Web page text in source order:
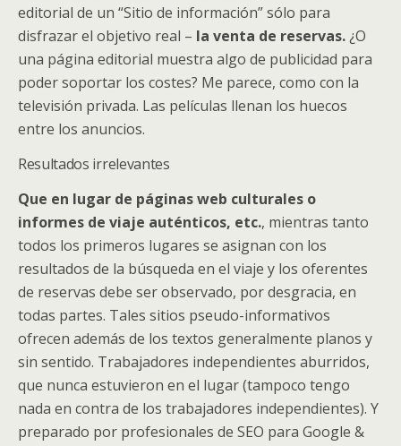
editorial de un “Sitio de información” sólo para
disfrazar el objetivo real – la venta de reservas. ¿O
una página editorial muestra algo de publicidad para
poder soportar los costes? Me parece, como con la
televisión privada. Las películas llenan los huecos
entre los anuncios.
Resultados irrelevantes
Que en lugar de páginas web culturales o
informes de viaje auténticos, etc., mientras tanto
todos los primeros lugares se asignan con los
resultados de la búsqueda en el viaje y los oferentes
de reservas debe ser observado, por desgracia, en
todas partes. Tales sitios pseudo-informativos
ofrecen además de los textos generalmente planos y
sin sentido. Trabajadores independientes aburridos,
que nunca estuvieron en el lugar (tampoco tengo
nada en contra de los trabajadores independientes). Y
preparado por profesionales de SEO para Google &